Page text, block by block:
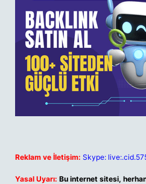
Reklam ve İletişim: Skype:
Yasal Uyarı: Bu internet sitesi,